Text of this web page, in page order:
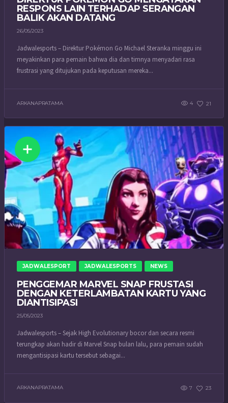
RESPONS LAIN TERHADAP SERANGAN
BALIK AKAN DATANG
26/05/2023
Jadwalesports – Direktur Pokémon Go Michael Steranka minggu ini
meyakinkan para pemain bahwa dia dan timnya menyadari rasa
frustrasi yang ditujukan pada keputusan mereka...
ARKANAPRATAMA 4 21
JADWALESPORT JADWALESPORTS NEWS
PENGGEMAR MARVEL SNAP FRUSTASI
DENGAN KETERLAMBATAN KARTU YANG
DIANTISIPASI
25/05/2023
Jadwalesports – Sejak High Evolutionary bocor dan secara resmi
terungkap akan hadir di Marvel Snap bulan lalu, para pemain sudah
mengantisipasi kartu tersebut sebagai...
ARKANAPRATAMA 7 23